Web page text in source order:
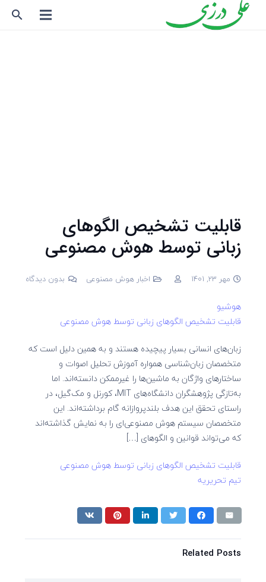
search
قابلیت تشخیص الگوهای
زبانی توسط هوش مصنوعی
مهر 23, 1401 اخبار هوش مصنوعی بدون دیدگاه
هوشیو
قابلیت تشخیص الگوهای زبانی توسط هوش مصنوعی
زبان‌های انسانی بسیار پیچیده هستند و به همین دلیل است که
متخصصان زبان‌شناسی همواره آموزش تحلیل اصوات و
ساختارهای واژگان به ماشین‌ها را غیرممکن دانسته‌اند. اما
به‌تازگی پژوهشگران دانشگاه‌های MIT، کورنل و مک‌گیل، در
راستای تحقق این هدف بلندپروازانه گام برداشته‌اند. این
متخصصان سیستم هوش مصنوعی‌ای را به نمایش گذاشته‌اند
که می‌تواند قوانین و الگوهای […]
قابلیت تشخیص الگوهای زبانی توسط هوش مصنوعی
تیم تحریریه
Related Posts